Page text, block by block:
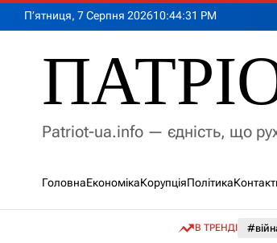
П’ятниця, 7 Серпня 202610:44:32 PM
Patriot-ua.info — єдність, що
ГоловнаЕкономікаКорупціяПолітика
В ТРЕНДІ